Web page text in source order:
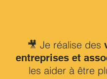
🎥 Je réalise des
entreprises et
les aider à être